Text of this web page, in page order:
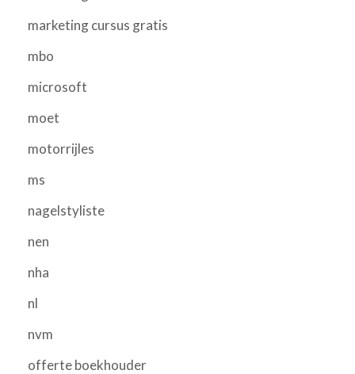
marketing cursus gratis
mbo
microsoft
moet
motorrijles
ms
nagelstyliste
nen
nha
nl
nvm
offerte boekhouder